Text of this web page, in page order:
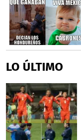
LO ÚLTIMO